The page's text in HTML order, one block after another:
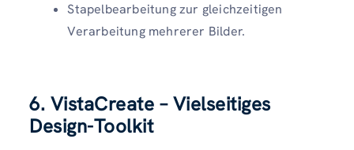
Stapelbearbeitung zur gleichzeitigen
Verarbeitung mehrerer Bilder.
6. VistaCreate – Vielseitiges
Design-Toolkit